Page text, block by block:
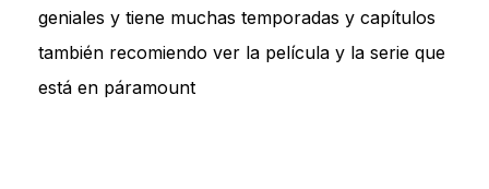
geniales y tiene muchas temporadas y capítulos
también recomiendo ver la película y la serie que
está en páramount